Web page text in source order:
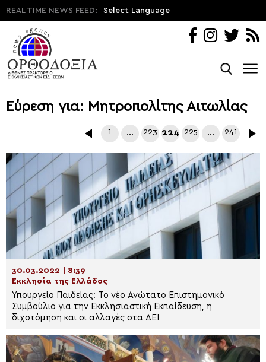
REAL TIME NEWS FEED: Select Language
Εύρεση για: Μητροπολίτης Αιτωλίας
1 … 223 224 225 … 241
30.03.2022 | 8:39
Εκκλησία της Ελλάδος
Υπουργείο Παιδείας: Το νέο Ανώτατο Επιστημονικό
Συμβούλιο για την Εκκλησιαστική Εκπαίδευση, η
διχοτόμηση και οι αλλαγές στα ΑΕΙ